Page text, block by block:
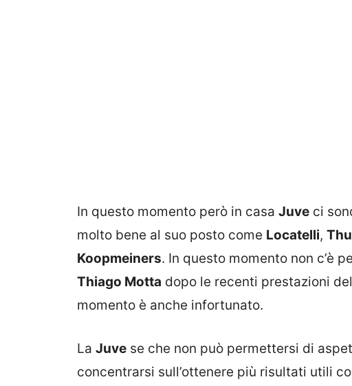
In questo momento però in casa Juve ci
molto bene al suo posto come Locatelli,
Koopmeiners. In questo momento non c’è
Thiago Motta dopo le recenti prestazioni
momento è anche infortunato.
La Juve se che non può permettersi di
concentrarsi sull’ottenere più risultati utili